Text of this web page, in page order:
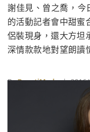
謝佳見、曾之喬，今
的活動記者會中甜蜜
侶裝現身，還大方坦
深情款款地對望朗讀
ByBeautiMode| 2016/